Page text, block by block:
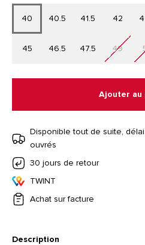
40 40.5 41.5 42
45 46.5 47.5 49
Ajouter au
Disponible tout de suite,
ouvrés
30 jours de retour
TWINT
Achat sur facture
Description